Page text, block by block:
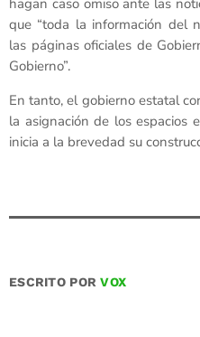
hagan caso omiso ante las
que “toda la información del
las páginas oficiales de
Gobierno”.
En tanto, el gobierno estatal
la asignación de los espacios
inicia a la brevedad su
ESCRITO PORVOX